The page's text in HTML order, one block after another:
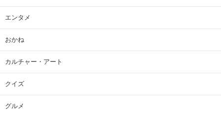
エンタメ
おかね
カルチャー・アート
クイズ
グルメ